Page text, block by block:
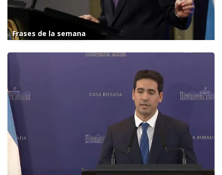
Frases de la semana